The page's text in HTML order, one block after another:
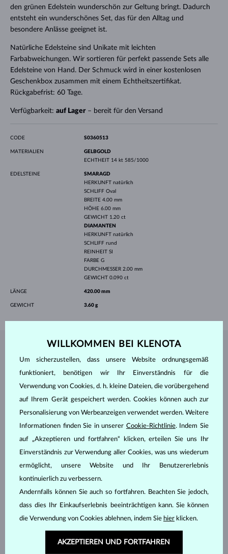
den grünen Edelstein wunderschön zur Geltung bringt. Dadurch
entsteht ein wunderschönes Set, das für den Alltag und
besondere Anlässe geeignet ist.
Natürliche Edelsteine sind Unikate mit leichten
Farbabweichungen. Wir sortieren für perfekt passende Sets alle
Edelsteine von Hand. Der Schmuck wird in einer kostenlosen
Geschenkbox zusammen mit einem Echtheitszertifikat.
Rückgabefrist: 60 Tage.
Verfügbarkeit: auf Lager– bereit für den Versand
CODE S0360513
MATERIALIEN
GELBGOLD
ECHTHEIT 14 kt 585/1000
EDELSTEINE
SMARAGD
HERKUNFT natürlich
SCHLIFF Oval
BREITE 4.00 mm
HÖHE 6.00 mm
GEWICHT 1.20 ct
DIAMANTEN
HERKUNFT natürlich
SCHLIFF rund
REINHEIT SI
FARBE G
DURCHMESSER 2.00 mm
GEWICHT 0.090 ct
LÄNGE 420.00 mm
GEWICHT 3.60 g
WILLKOMMEN BEI KLENOTA
Um sicherzustellen, dass unsere Website ordnungsgemäß
funktioniert, benötigen wir Ihr Einverständnis für die
Verwendung von Cookies, d. h. kleine Dateien, die vorübergehend
auf Ihrem Gerät gespeichert werden. Cookies können auch zur
Personalisierung von Werbeanzeigen verwendet werden. Weitere
Informationen finden Sie in unserer Cookie-Richtlinie. Indem Sie
auf „Akzeptieren und fortfahren“ klicken, erteilen Sie uns Ihr
Einverständnis zur Verwendung aller Cookies, was uns wiederum
ermöglicht, unsere Website und Ihr Benutzererlebnis
kontinuierlich zu verbessern.
Andernfalls können Sie auch so fortfahren. Beachten Sie jedoch,
dass dies Ihr Einkaufserlebnis beeinträchtigen kann. Sie können
die Verwendung von Cookies ablehnen, indem Sie hier klicken.
AKZEPTIEREN UND FORTFAHREN